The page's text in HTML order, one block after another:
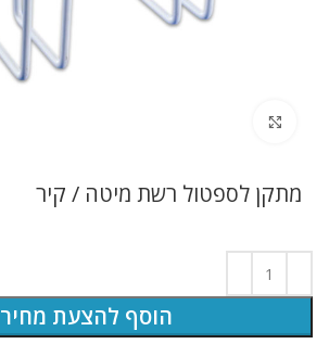
מתקן לספטול רשת מיטה / קיר
הוסף להצעת מחיר